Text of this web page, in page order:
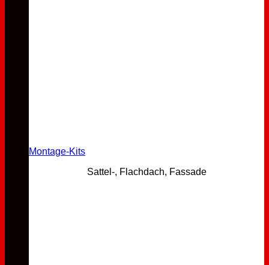
Montage-Kits
Sattel-, Flachdach, Fassade